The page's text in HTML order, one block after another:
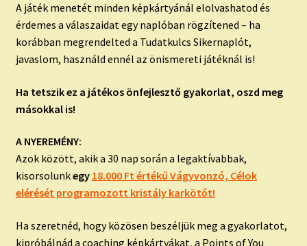
A játék menetét minden képkártyánál elolvashatod és
érdemes a válaszaidat egy naplóban rögzítened – ha
korábban megrendelted a Tudatkulcs Sikernaplót,
javaslom, használd ennél az önismereti játéknál is!
Ha tetszik ez a játékos önfejlesztő gyakorlat, oszd meg
másokkal is!
A NYEREMÉNY:
Azok között, akik a 30 nap során a legaktívabbak,
kisorsolunkegy 18.000 Ft értékű Vágyvonzó, Célok
elérését programozott kristály karkötőt!
Ha szeretnéd, hogy közösen beszéljük meg a gyakorlatot,
kipróbálnád a coaching képkártyákat, a Points of You